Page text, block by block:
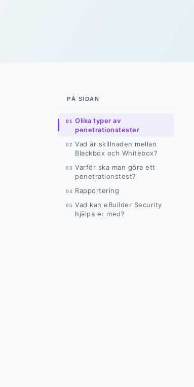
PÅ SIDAN
Olika typer av
penetrationstester
Vad är skillnaden mellan
Blackbox och Whitebox?
Varför ska man göra ett
penetrationstest?
Rapportering
Vad kan eBuilder Security
hjälpa er med?